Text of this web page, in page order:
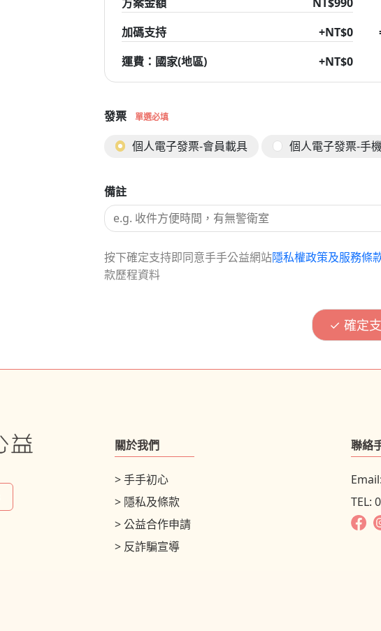
加碼支持
+NT$0
運費：國家(地區)
+NT$0
發票 單選必填
個人電子發票-會員載具 個人電子發票-手
備註
按下確定支持即同意手手公益網站隱私權政策及服務條
款歷程資料
關於我們
> 手手初心
> 隱私及條款
> 公益合作申請
> 反詐騙宣導
聯絡
TEL: